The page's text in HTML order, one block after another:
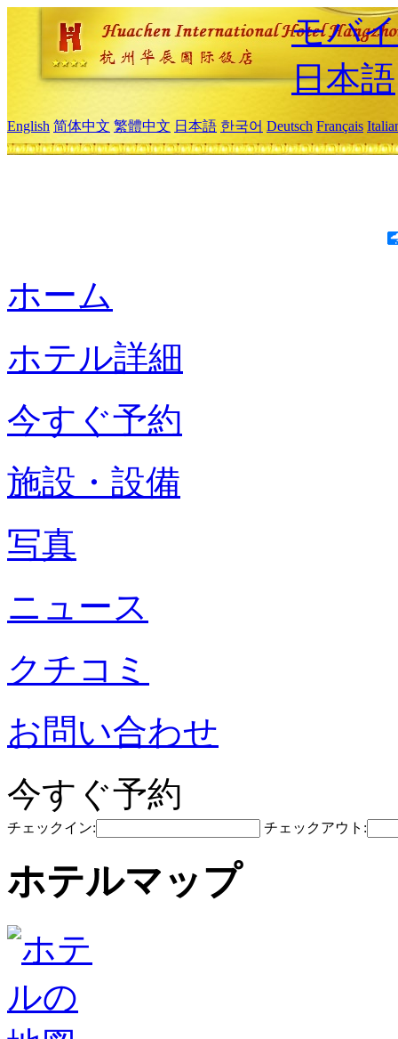
モバ
日本語
English 简体中文 繁體中文 日本語 한국어 Deutsch Français
ホーム
ホテル詳細
今すぐ予約
施設・設備
写真
ニュース
クチコミ
お問い合わせ
今すぐ予約
チェックイン: チェックアウト:
ホテルマップ